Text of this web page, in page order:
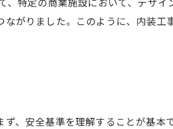
がりました。このように、内装工
、安全基準を理解することが基本